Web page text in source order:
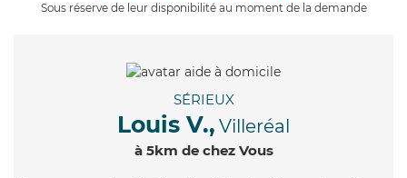
Sous réserve de leur disponibilité au moment de la demande
SÉRIEUX
Louis V., Villeréal
à 5km de chez Vous